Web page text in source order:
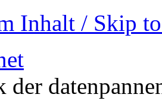
Inhalt / Skip
der